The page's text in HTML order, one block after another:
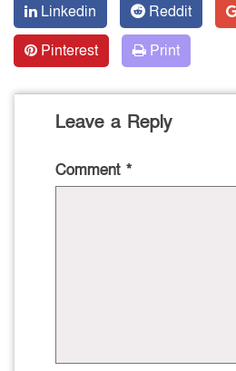
Linkedin
Reddit
Pinterest
Print
Leave a Reply
Comment *